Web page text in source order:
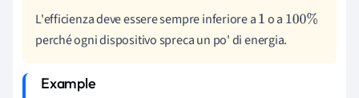
L'efficienza deve essere sempre inferiore a1o a 100%
perché ogni dispositivo spreca un po' di energia.